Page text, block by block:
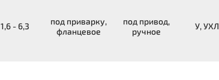
1,6 - 6,3
под приварку,
фланцевое
под привод,
ручное
У, УХЛ